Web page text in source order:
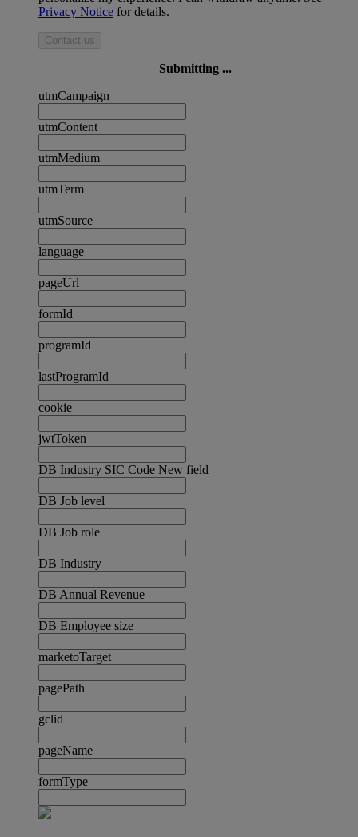
Privacy Notice for details.
Contact us
Submitting ...
utmCampaign
utmContent
utmMedium
utmTerm
utmSource
language
pageUrl
formId
programId
lastProgramId
cookie
jwtToken
DB Industry SIC Code New field
DB Job level
DB Job role
DB Industry
DB Annual Revenue
DB Employee size
marketoTarget
pagePath
gclid
pageName
formType